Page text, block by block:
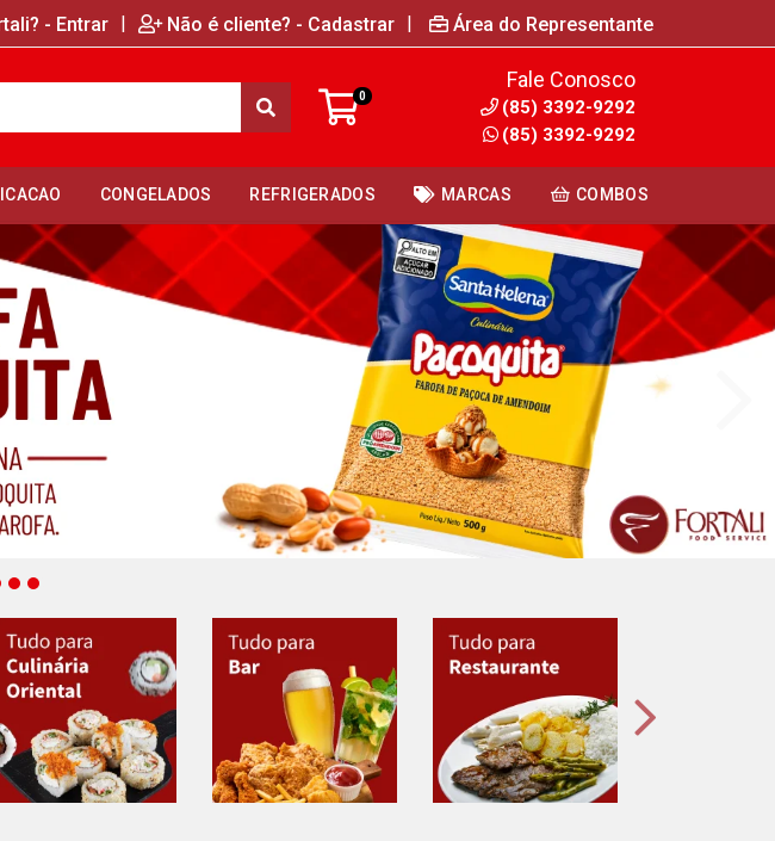
- Entrar | Não é cliente? - Cadastrar | Área do Representante
0
Fale Conosco
(85) 3392-9292
(85) 3392-9292
CONGELADOS REFRIGERADOS MARCAS COMBOS